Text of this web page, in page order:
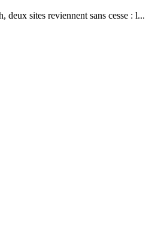
sites reviennent sans cesse : l...